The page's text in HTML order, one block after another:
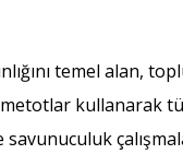
temel alan,
kullanarak
savunuculuk